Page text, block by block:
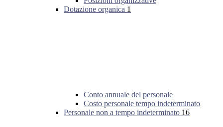
Dotazione organica 1
Conto annuale del personale
Costo personale tempo indeterminato
Personale non a tempo indeterminato 16